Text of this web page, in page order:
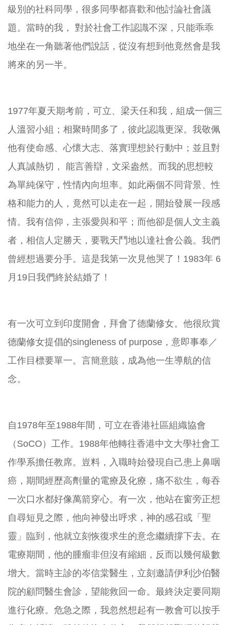
級別的社科同學，很多同學都喜歡和他討論社會議
題。當時的我， 對於社會工作認識不深，只能乖乖
地坐在一角聽著他們說話，從沒有想到他竟然會是我
將來的另一半。
1977年夏天期考前，可立、梁天任和我，組成一個三
人溫習小組；相聚時間多了，彼此認識更深。我敬佩
他有使命感、心懷大志、落實理想於行動中；並且對
人真誠熱切， 能言善辯，文采盎然。而我的思想較
為單純保守，性情內向坦率。如此兩個不同背景、性
格和能力的人，竟然可以走在一起，開始發展一段感
情。我有信仰，主張愛與和平；而他卻是個人文主義
者，相信人定勝天，要戰天鬥地以達社會公義。我們
曾經想過要分手。這是我第一次見他哭了！1983年 6
月19日我們終於結婚了！
有一次可立到印度開會，拜會了德蘭修女。他很欣賞
德蘭修女提倡的singleness of purpose，意即事奉／
工作目標要單一。言簡意賅，成為他一生導航的信
念。
自1978年至1988年間，可立在香港社區組織協會
（SoCO）工作。1988年他轉往香港中文大學社會工
作學系擔任教席。豈料，入職時始發現自己患上鼻咽
癌，期間經歷高劑量的電療及化療，痛不欲生，每吞
一次口水都好像萬箭穿心。有一次，他站在窗旁正想
自尋短見之際，他向神發出呼求，神的感召或「聖
靈」臨到，他就立刻恢復求生的意念繼續撐下去。在
電療期間，他的腫瘤非但沒有縮細，反而以幾何級數
增大。當時主診的岑信棠醫生，立刻邀請伊利沙伯醫
院的顧問醫生會診，望能救回一命。最終決定要同期
進行化療。危急之際，我忽然想起有一教會可以按手